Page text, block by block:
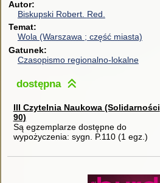
Autor
Biskupski Robert. Red.
Temat
Wola (Warszawa ; część miasta)
Gatunek
Czasopismo regionalno-lokalne
dostępna
III Czytelnia Naukowa (Solidarności
90)
Są egzemplarze dostępne do
wypożyczenia: sygn. P.110 (1 egz. )